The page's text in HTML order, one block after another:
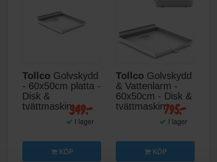
Tollco Golvskydd
- 60x50cm platta -
Disk &
tvättmaskin349:-
I lager
KÖP
Tollco Golvskydd
& Vattenlarm -
60x50cm - Disk &
tvättmaskin795:-
I lager
KÖP